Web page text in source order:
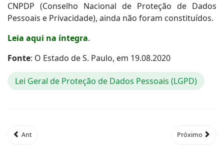
CNPDP (Conselho Nacional de Proteção de Dados
Pessoais e Privacidade), ainda não foram constituídos.
Leia aqui na íntegra.
Fonte: O Estado de S. Paulo, em 19.08.2020
Lei Geral de Proteção de Dados Pessoais (LGPD)
Ant Próximo